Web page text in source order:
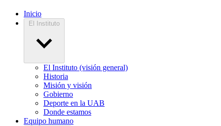
Inicio
El Instituto
El Instituto (visión general)
Historia
Misión y visión
Gobierno
Deporte en la UAB
Donde estamos
Equipo humano